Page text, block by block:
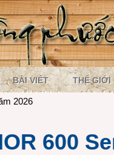
BÀI VIẾT THẾ GIỚI
2026
600